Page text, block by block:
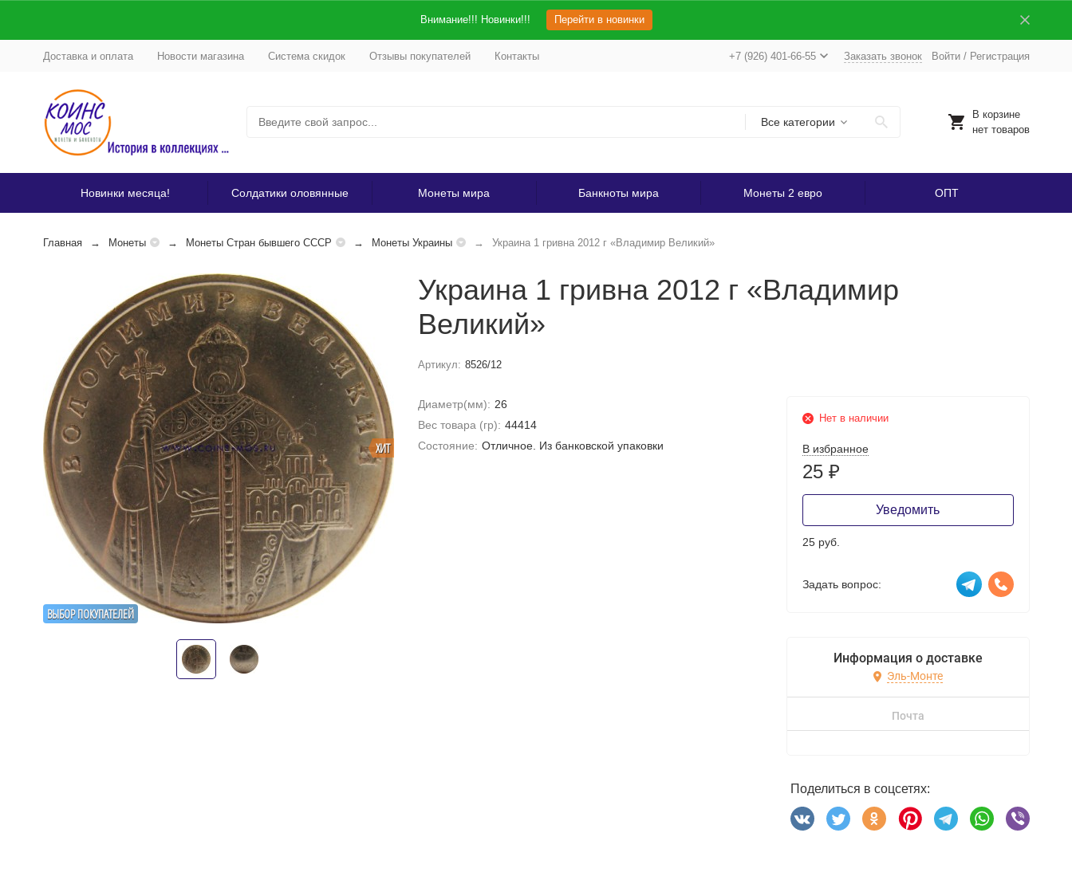
Внимание!!! Новинки!!! Перейти в новинки
Доставка и оплата Новости магазина Система скидок Отзывы покупателей Контакты +7 (926) 401-66-55 Заказать звонок Войти/ Регистрация
Все категории
В корзине
нет товаров
Новинки месяца! Солдатики оловянные Монеты мира Банкноты мира Монеты 2 евро ОПТ
Главная Монеты Монеты Стран бывшего СССР Монеты Украины Украина 1 гривна 2012 г «Владимир Великий»
ВЫБОР ПОКУПАТЕЛЕЙ
ХИТ
Украина 1 гривна 2012 г «Владимир
Великий»
Артикул: 8526/12
Диаметр(мм): 26
Вес товара (гр): 44414
Состояние: Отличное. Из банковской упаковки
Нет в наличии
В избранное
25 ₽
Уведомить
25 руб.
Задать вопрос:
Информация о доставке
Эль-Монте
Почта
Поделиться в соцсетях: